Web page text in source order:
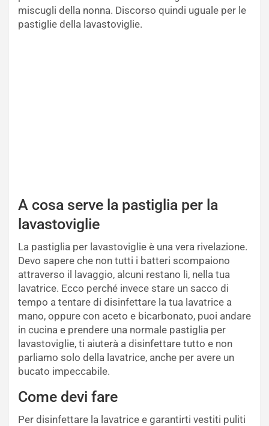
miscugli della nonna. Discorso quindi uguale per le
pastiglie della lavastoviglie.
A cosa serve la pastiglia per la
lavastoviglie
La pastiglia per lavastoviglie è una vera rivelazione.
Devo sapere che non tutti i batteri scompaiono
attraverso il lavaggio, alcuni restano lì, nella tua
lavatrice. Ecco perché invece stare un sacco di
tempo a tentare di disinfettare la tua lavatrice a
mano, oppure con aceto e bicarbonato, puoi andare
in cucina e prendere una normale pastiglia per
lavastoviglie, ti aiuterà a disinfettare tutto e non
parliamo solo della lavatrice, anche per avere un
bucato impeccabile.
Come devi fare
Per disinfettare la lavatrice e garantirti vestiti puliti